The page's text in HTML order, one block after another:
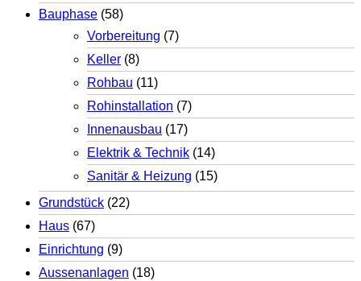
Bauphase (58)
Vorbereitung (7)
Keller (8)
Rohbau (11)
Rohinstallation (7)
Innenausbau (17)
Elektrik & Technik (14)
Sanitär & Heizung (15)
Grundstück (22)
Haus (67)
Einrichtung (9)
Aussenanlagen (18)